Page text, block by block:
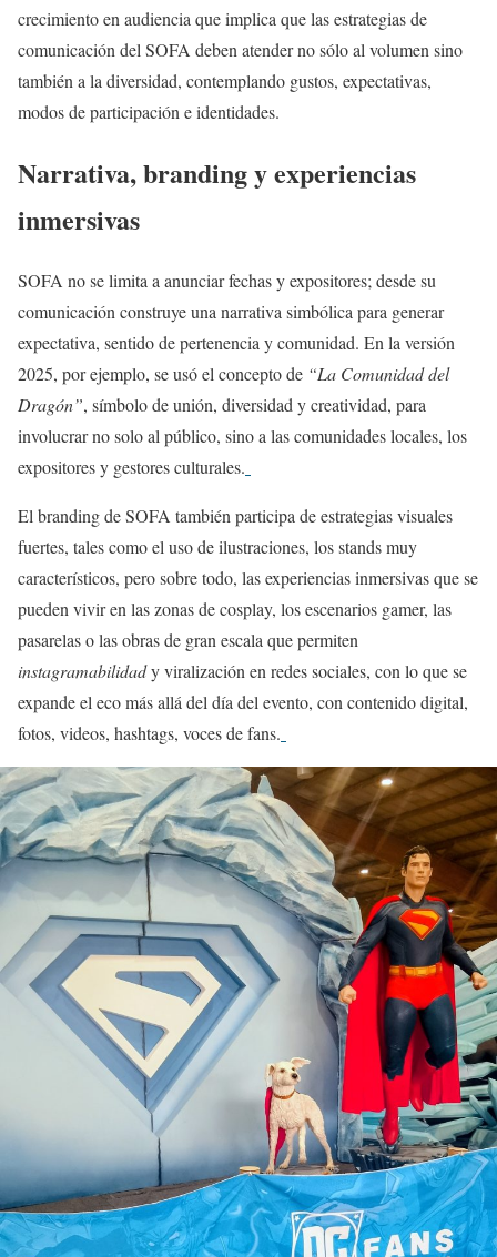
crecimiento en audiencia que implica que las estrategias de
comunicación del SOFA deben atender no sólo al volumen sino
también a la diversidad, contemplando gustos, expectativas,
modos de participación e identidades.
Narrativa, branding y experiencias
inmersivas
SOFA no se limita a anunciar fechas y expositores; desde su
comunicación construye una narrativa simbólica para generar
expectativa, sentido de pertenencia y comunidad. En la versión
2025, por ejemplo, se usó el concepto de “La Comunidad del
Dragón”, símbolo de unión, diversidad y creatividad, para
involucrar no solo al público, sino a las comunidades locales, los
expositores y gestores culturales.
El branding de SOFA también participa de estrategias visuales
fuertes, tales como el uso de ilustraciones, los stands muy
característicos, pero sobre todo, las experiencias inmersivas que se
pueden vivir en las zonas de cosplay, los escenarios gamer, las
pasarelas o las obras de gran escala que permiten
instagramabilidady viralización en redes sociales, con lo que se
expande el eco más allá del día del evento, con contenido digital,
fotos, videos, hashtags, voces de fans.